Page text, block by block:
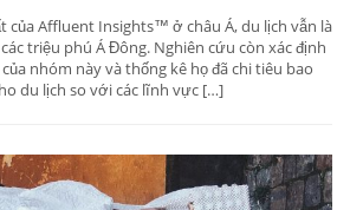
của Affluent Insights™ ở châu Á, du lịch vẫn là
triệu phú Á Đông. Nghiên cứu còn xác định
nhóm này và thống kê họ đã chi tiêu bao
du lịch so với các lĩnh vực […]